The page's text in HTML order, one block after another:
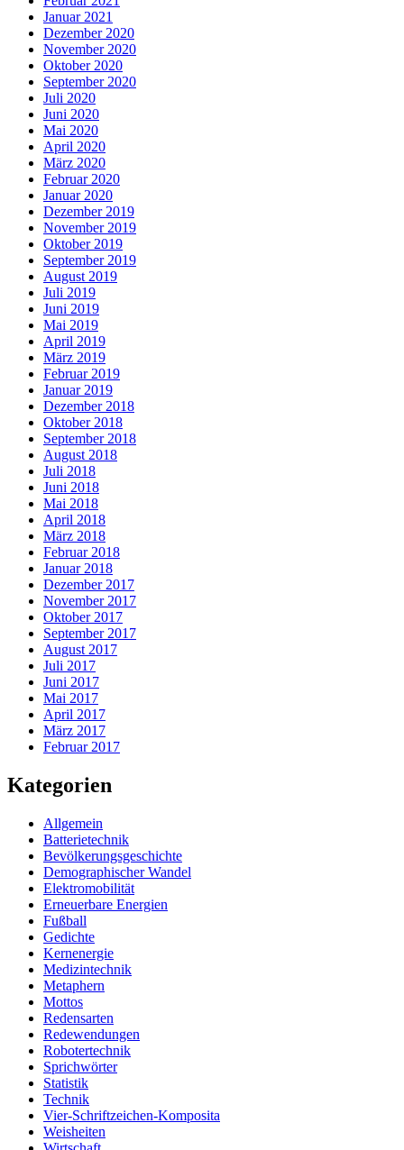
Januar 2021
Dezember 2020
November 2020
Oktober 2020
September 2020
Juli 2020
Juni 2020
Mai 2020
April 2020
März 2020
Februar 2020
Januar 2020
Dezember 2019
November 2019
Oktober 2019
September 2019
August 2019
Juli 2019
Juni 2019
Mai 2019
April 2019
März 2019
Februar 2019
Januar 2019
Dezember 2018
Oktober 2018
September 2018
August 2018
Juli 2018
Juni 2018
Mai 2018
April 2018
März 2018
Februar 2018
Januar 2018
Dezember 2017
November 2017
Oktober 2017
September 2017
August 2017
Juli 2017
Juni 2017
Mai 2017
April 2017
März 2017
Februar 2017
Kategorien
Allgemein
Batterietechnik
Bevölkerungsgeschichte
Demographischer Wandel
Elektromobilität
Erneuerbare Energien
Fußball
Gedichte
Kernenergie
Medizintechnik
Metaphern
Mottos
Redensarten
Redewendungen
Robotertechnik
Sprichwörter
Statistik
Technik
Vier-Schriftzeichen-Komposita
Weisheiten